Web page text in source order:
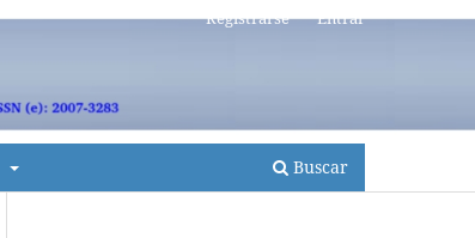
Buscar
Registrarse Entrar